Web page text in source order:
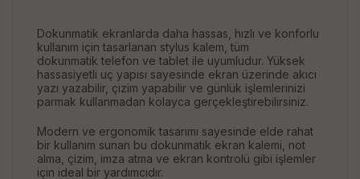
Dokunmatik ekranlarda daha hassas, hızlı ve konforlu
kullanım için tasarlanan stylus kalem, tüm
dokunmatik telefon ve tablet ile uyumludur. Yüksek
hassasiyetli uç yapısı sayesinde ekran üzerinde akıcı
yazı yazabilir, çizim yapabilir ve günlük işlemlerinizi
parmak kullanmadan kolayca gerçekleştirebilirsiniz.
Modern ve ergonomik tasarımı sayesinde elde rahat
bir kullanım sunan bu dokunmatik ekran kalemi, not
alma, çizim, imza atma ve ekran kontrolü gibi işlemler
için ideal bir yardımcıdır.